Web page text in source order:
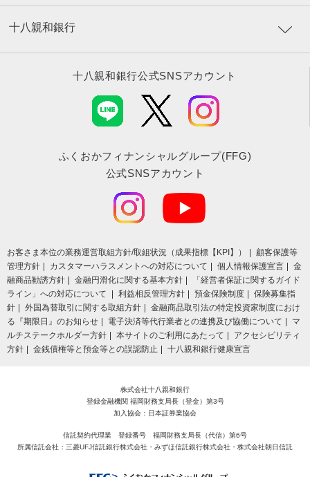
十八親和銀行
十八親和銀行公式SNSアカウント
ふくおかフィナンシャルグループ(FFG)
公式SNSアカウント
お客さま本位の業務運営取組⽅針/取組状況（成果指標【KPI】）
顧客保護等
管理方針
カスタマーハラスメントへの対応について 個人情報保護宣言
金
融商品勧誘方針
金融円滑化に関する基本方針
「経営者保証に関するガイド
ライン」への対応について
利益相反管理方針 預金保険制度
保険募集指
針
外国為替取引に関する取組方針
金融商品取引法の特定投資家制度におけ
る『期限日』のお知らせ
電子決済等代行業者との連携及び協働について
マ
ルチステークホルダー方針
本サイトのご利用にあたって
アクセシビリティ
方針
金銭債権等と預金等との誤認防止 十八親和銀行健康宣言
株式会社十八親和銀行
登録金融機関 福岡財務支局長（登金）第3号
加入協会：日本証券業協会
信託契約代理業 登録番号 福岡財務支局長（代信）第6号
所属信託会社：三菱UFJ信託銀行株式会社・みずほ信託銀行株式会社・株式会社朝日信託